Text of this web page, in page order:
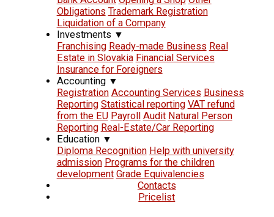
Obligations Trademark Registration
Liquidation of a Company
Investments ▼
Franchising Ready-made Business Real
Estate in Slovakia Financial Services
Insurance for Foreigners
Accounting ▼
Registration Accounting Services Business
Reporting Statistical reporting VAT refund
from the EU Payroll Audit Natural Person
Reporting Real-Estate/Car Reporting
Education ▼
Diploma Recognition Help with university
admission Programs for the children
development Grade Equivalencies
Contacts
Pricelist